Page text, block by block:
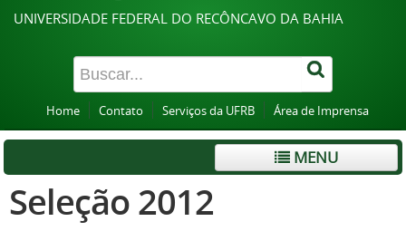
UNIVERSIDADE FEDERAL DO RECÔNCAVO DA BAHIA
Home Contato Serviços da UFRB Área de Imprensa
MENU
Seleção 2012